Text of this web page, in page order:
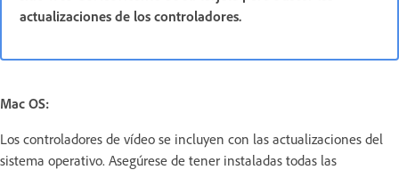
actualizaciones de los controladores.
Mac OS:
Los controladores de vídeo se incluyen con las actualizaciones del
sistema operativo. Asegúrese de tener instaladas todas las